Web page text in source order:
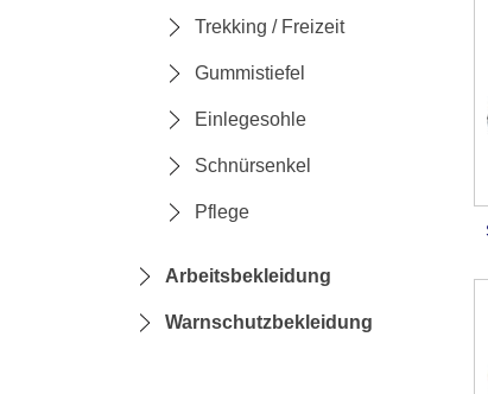
Trekking / Freizeit
Gummistiefel
Einlegesohle
Schnürsenkel
Pflege
Arbeitsbekleidung
Warnschutzbekleidung